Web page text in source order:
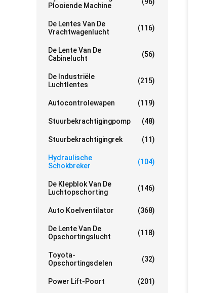
Plooiende Machine
De Lentes Van De
Vrachtwagenlucht
(116)
De Lente Van De
Cabinelucht
(56)
De Industriële
Luchtlentes
(215)
Autocontrolewapen (119)
Stuurbekrachtigingpomp (48)
Stuurbekrachtigingrek (11)
Hydraulische
Schokbreker
(104)
De Klepblok Van De
Luchtopschorting
(146)
Auto Koelventilator (368)
De Lente Van De
Opschortingslucht
(118)
Toyota-
Opschortingsdelen
(32)
Power Lift-Poort (201)